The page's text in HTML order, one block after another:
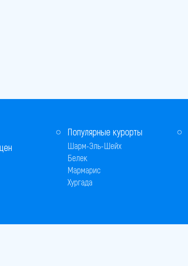
Популярные курорты
Шарм-Эль-Шейх
Белек
Мармарис
Хургада